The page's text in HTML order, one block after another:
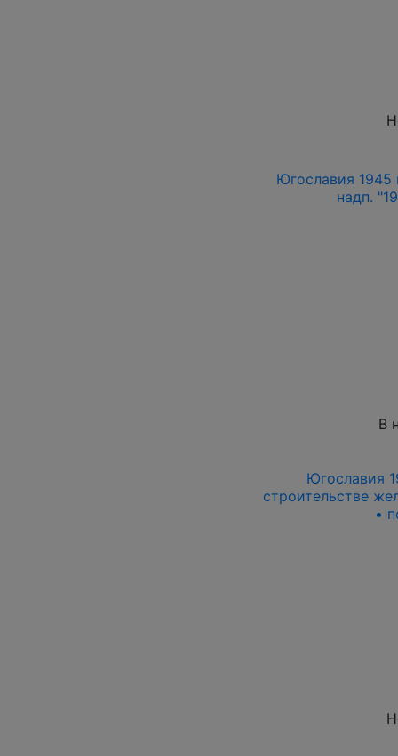
Югославия 1945
надп.
В
Югославия
строительстве
•